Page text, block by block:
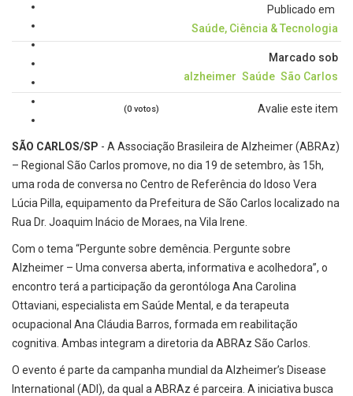
Publicado em
Saúde, Ciência & Tecnologia
Marcado sob
alzheimer Saúde São Carlos
Avalie este item
(0 votos)
SÃO CARLOS/SP - A Associação Brasileira de Alzheimer (ABRAz)
– Regional São Carlos promove, no dia 19 de setembro, às 15h,
uma roda de conversa no Centro de Referência do Idoso Vera
Lúcia Pilla, equipamento da Prefeitura de São Carlos localizado na
Rua Dr. Joaquim Inácio de Moraes, na Vila Irene.
Com o tema “Pergunte sobre demência. Pergunte sobre
Alzheimer – Uma conversa aberta, informativa e acolhedora”, o
encontro terá a participação da gerontóloga Ana Carolina
Ottaviani, especialista em Saúde Mental, e da terapeuta
ocupacional Ana Cláudia Barros, formada em reabilitação
cognitiva. Ambas integram a diretoria da ABRAz São Carlos.
O evento é parte da campanha mundial da Alzheimer’s Disease
International (ADI), da qual a ABRAz é parceira. A iniciativa busca